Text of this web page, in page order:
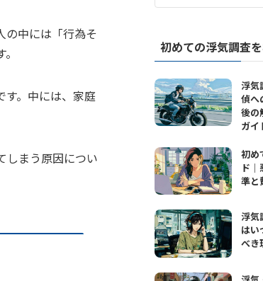
の中には「行為そ
。中には、家庭
しまう原因につい
初めての浮気調査
浮気
偵へ
後の
ガイ
初め
ド
準と
浮気
はい
べき